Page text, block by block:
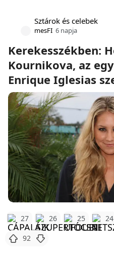
Sztárok és celebek
mesFI 6 napja
Kerekesszékben:
Kournikova, az
Enrique Iglesias
27 26 25 24
92